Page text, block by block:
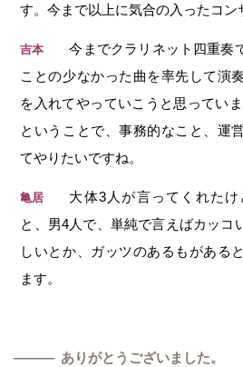
す。今まで以上に気合の入ったコン
吉本
今までクラリネット四重奏
ことの少なかった曲を率先して演
を入れてやっていこうと思ってい
ということで、事務的なこと、運
てやりたいですね。
亀居
大体3人が言ってくれた
と、男4人で、単純で言えばカッコ
しいとか、ガッツのあるもがある
ます。
― ありがとうございました。